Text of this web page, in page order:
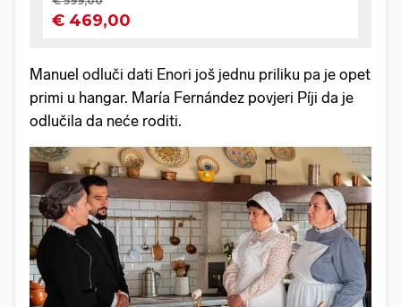
Manuel odluči dati Enori još jednu priliku pa je opet
primi u hangar. María Fernández povjeri Píji da je
odlučila da neće roditi.